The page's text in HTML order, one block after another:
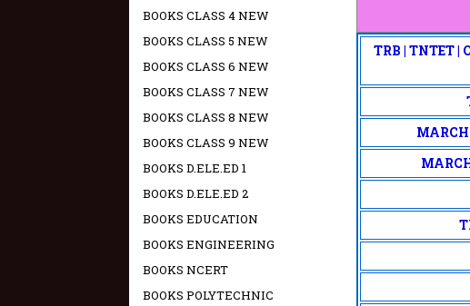
TRB | TNTET |
BOOKS CLASS 4 NEW
BOOKS CLASS 5 NEW
BOOKS CLASS 6 NEW
BOOKS CLASS 7 NEW
BOOKS CLASS 8 NEW
BOOKS CLASS 9 NEW
BOOKS D.ELE.ED 1
BOOKS D.ELE.ED 2
BOOKS EDUCATION
BOOKS ENGINEERING
BOOKS NCERT
BOOKS POLYTECHNIC